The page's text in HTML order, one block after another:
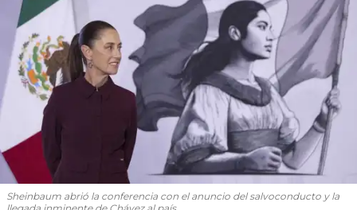
Sheinbaum abrió la conferencia con el anuncio del salvoconducto y la